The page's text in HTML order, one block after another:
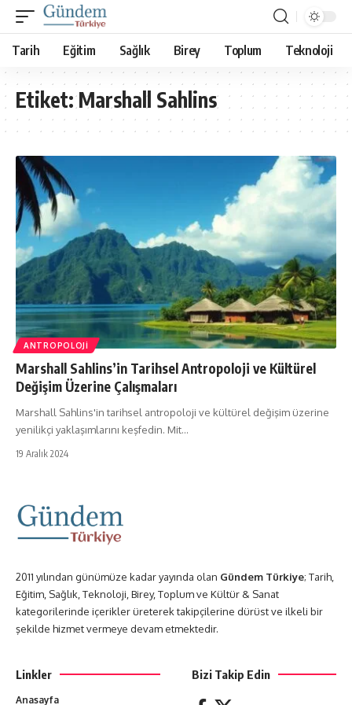
Tarih Eğitim Sağlık Birey Toplum Teknoloji
Etiket:Marshall Sahlins
ANTROPOLOJI
Marshall Sahlins’in Tarihsel Antropoloji ve Kültürel
Değişim Üzerine Çalışmaları
Marshall Sahlins'in tarihsel antropoloji ve kültürel değişim üzerine
yenilikçi yaklaşımlarını keşfedin. Mit…
19 Aralık 2024
2011 yılından günümüze kadar yayında olan Gündem Türkiye; Tarih,
Eğitim, Sağlık, Teknoloji, Birey, Toplum ve Kültür & Sanat
kategorilerinde içerikler üreterek takipçilerine dürüst ve ilkeli bir
şekilde hizmet vermeye devam etmektedir.
Linkler
Anasayfa
Bizi Takip Edin